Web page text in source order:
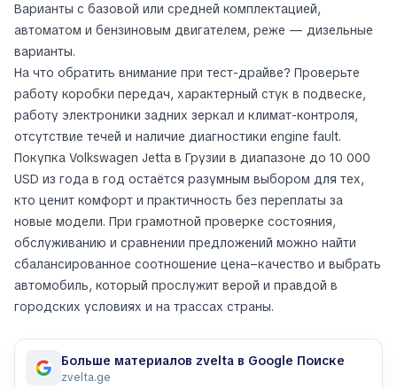
Варианты с базовой или средней комплектацией,
автоматом и бензиновым двигателем, реже — дизельные
варианты.
На что обратить внимание при тест-драйве? Проверьте
работу коробки передач, характерный стук в подвеске,
работу электроники задних зеркал и климат-контроля,
отсутствие течей и наличие диагностики engine fault.
Покупка Volkswagen Jetta в Грузии в диапазоне до 10 000
USD из года в год остаётся разумным выбором для тех,
кто ценит комфорт и практичность без переплаты за
новые модели. При грамотной проверке состояния,
обслуживанию и сравнении предложений можно найти
сбалансированное соотношение цена–качество и выбрать
автомобиль, который прослужит верой и правдой в
городских условиях и на трассах страны.
Больше материалов zvelta в Google Поиске
zvelta.ge